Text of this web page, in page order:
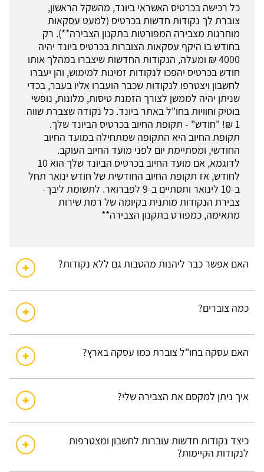
כל רכישה בכרטיס האשראי ביונד, מהשקל הראשון,
צוברת לך נקודות חדשות בכרטיס (למעט עסקאות
מוחרגות מצבירה המפורטות בתקנון הצבירה**). רק
בחודש בו היקף עסקאות הצוברות בכרטיס ביונד יהיה
4000 ₪ ומעלה, הנקודות החדשות שיצברו במהלך אותו
חודש בכרטיס יהפכו לנקודות זמינות למימוש, והן יעברו
לחשבון ויצטרפו לנקודות שכבר הועברו אליו בעבר, בכדי
שניתן יהיה לממשן לצורך הזמנת טיסות, מלונות, נופשי
בוטיק וחוויות בחו"ל באתר ביונד. כל נקודה שצברת שווה
1 ₪! "חודש" - תקופת החיוב בכרטיס הביונד שלך.
תקופת החיוב היא התקופה שמתחילה במועד החיוב
החודשי, ומסתיימת יום לפני מועד החיוב העוקב.
לדוגמא, אם מועד החיוב בכרטיס הביונד שלך הוא 10
לחודש, אז תקופת החיוב החודשית של חודש ינואר תחל
ב-10 לינואר ותסתיים ב-9 לפברואר. לתשומת ליבך-
צבירת הנקודות מותנית בקיומה של רמת שירות
מתאימה, כמפורט בתקנון הצבירה**
האם אפשר כבר ליהנות מהטבות גם ללא נקודות?
כמה צוברים?
האם עסקה בחו"ל צוברת כמו עסקה בארץ?
איך ניתן למקסם את הצבירה שלי?
כיצד נקודות חדשות עוברות לחשבון ומצטרפות
לנקודות הקיימות?